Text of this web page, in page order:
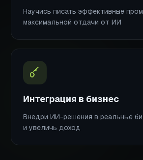
Научись писать эффективные
максимальной отдачи от ИИ
Интеграция в бизнес
Внедри ИИ-решения в реальные
и увеличь доход